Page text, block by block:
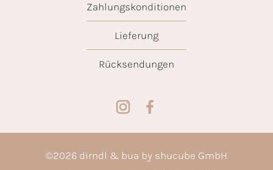
Zahlungskonditionen
Lieferung
Rücksendungen
©2026 dirndl & bua by shucube GmbH